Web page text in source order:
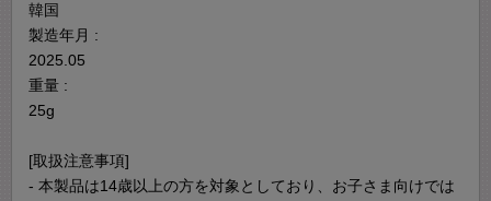
韓国
製造年月 :
2025.05
重量 :
25g
[取扱注意事項]
- 本製品は14歳以上の方を対象としており、お子さま向けでは